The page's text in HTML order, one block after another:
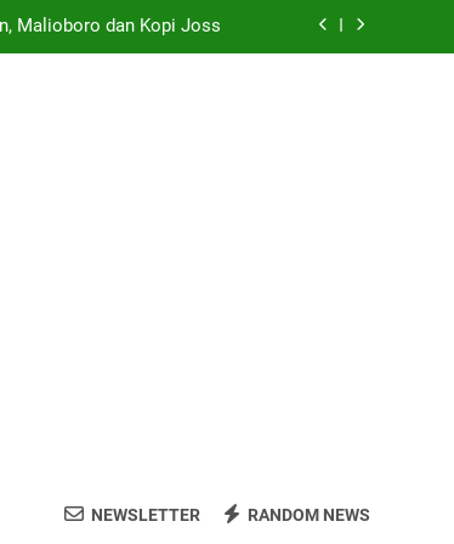
Malioboro dan Kopi Joss
NEWSLETTER RANDOM NEWS